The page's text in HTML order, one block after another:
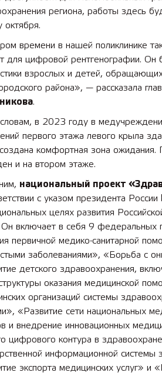
региона, работы здесь
октября.
времени в нашей поликлинике
для цифровой рентгенографии. Он
взрослых и детей,
района», — рассказала
.
в 2023 году в
первого этажа левого крыла
комфортная зона
и на втором этаже.
национальный проект
с указом президента России
целях развития
включает в себя 9 федеральных
первичной медико-санитарной
заболеваниями», «Борьба с
детского здравоохранения,
оказания медицинской
организаций системы
«Развитие сети национальных
и внедрение инновационных
цифрового контура в
информационной системы
экспорта медицинских услуг» и